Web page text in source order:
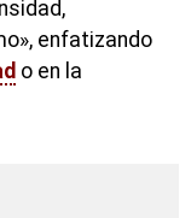
enfatizando
o en la